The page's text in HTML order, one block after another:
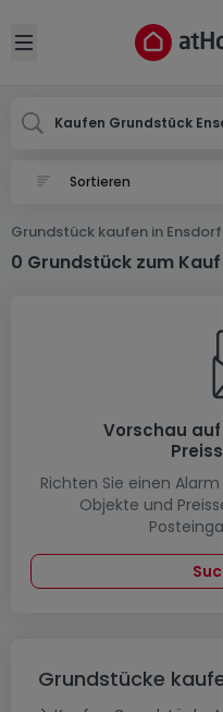
Open sidebar
Kaufen Grundstück
Grundstück kaufen in Ensdorf
0 Grundstück zum
Vorschau
Richten Sie einen
Objekte und
Grundstücke
Abbrechen